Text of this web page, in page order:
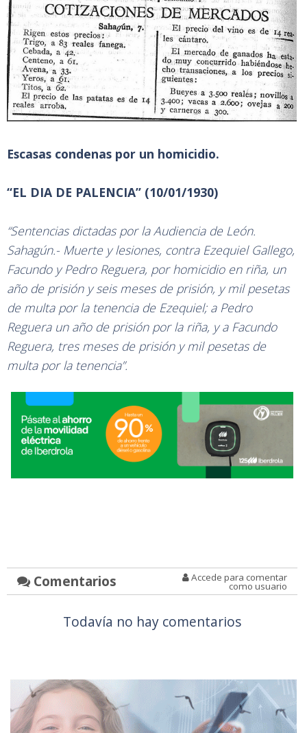
Escasas condenas por un homicidio.
“EL DIA DE PALENCIA” (10/01/1930)
“Sentencias dictadas por la Audiencia de León.
Sahagún.- Muerte y lesiones, contra Ezequiel Gallego,
Facundo y Pedro Reguera, por homicidio en riña, un
año de prisión y seis meses de prisión, y mil pesetas
de multa por la tenencia de Ezequiel; a Pedro
Reguera un año de prisión por la riña, y a Facundo
Reguera, tres meses de prisión y mil pesetas de
multa por la tenencia”.
Comentarios Accede para comentar
como usuario
Todavía no hay comentarios